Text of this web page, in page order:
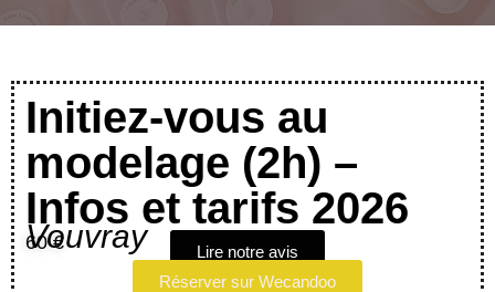
Initiez-vous au
modelage (2h) –
Infos et tarifs 2026
Vouvray
60 €
Lire notre avis
Réserver sur Wecandoo